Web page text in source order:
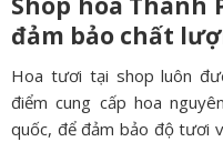
đảm bảo chất
Hoa tươi tại shop luôn
điểm cung cấp hoa
quốc, để đảm bảo độ tươi